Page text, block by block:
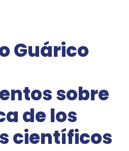
Guárico
sobre
de los
científicos